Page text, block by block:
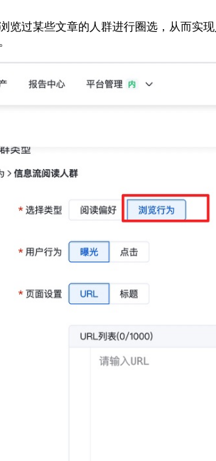
过某些文章的人群进行圈选，从而实